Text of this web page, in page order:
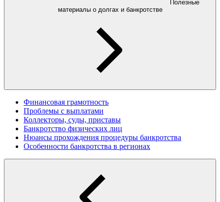
Полезные
материалы о долгах и банкротстве
Финансовая грамотность
Проблемы с выплатами
Коллекторы, суды, приставы
Банкротство физических лиц
Нюансы прохождения процедуры банкротства
Особенности банкротства в регионах